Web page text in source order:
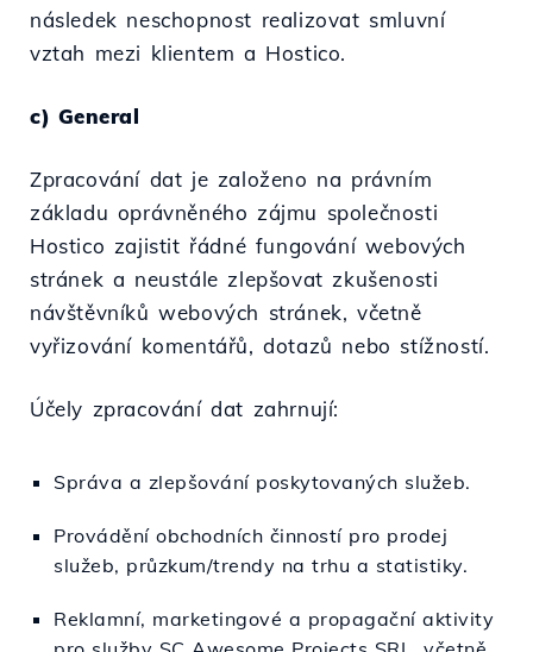
následek neschopnost realizovat smluvní
vztah mezi klientem a Hostico.
c) General
Zpracování dat je založeno na právním
základu oprávněného zájmu společnosti
Hostico zajistit řádné fungování webových
stránek a neustále zlepšovat zkušenosti
návštěvníků webových stránek, včetně
vyřizování komentářů, dotazů nebo stížností.
Účely zpracování dat zahrnují:
Správa a zlepšování poskytovaných služeb.
Provádění obchodních činností pro prodej
služeb, průzkum/trendy na trhu a statistiky.
Reklamní, marketingové a propagační aktivity